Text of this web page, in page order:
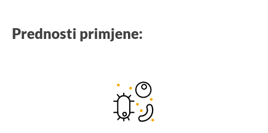
Prednosti primjene: